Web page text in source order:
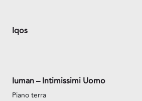
Iqos
Iuman – Intimissimi Uomo
Piano terra